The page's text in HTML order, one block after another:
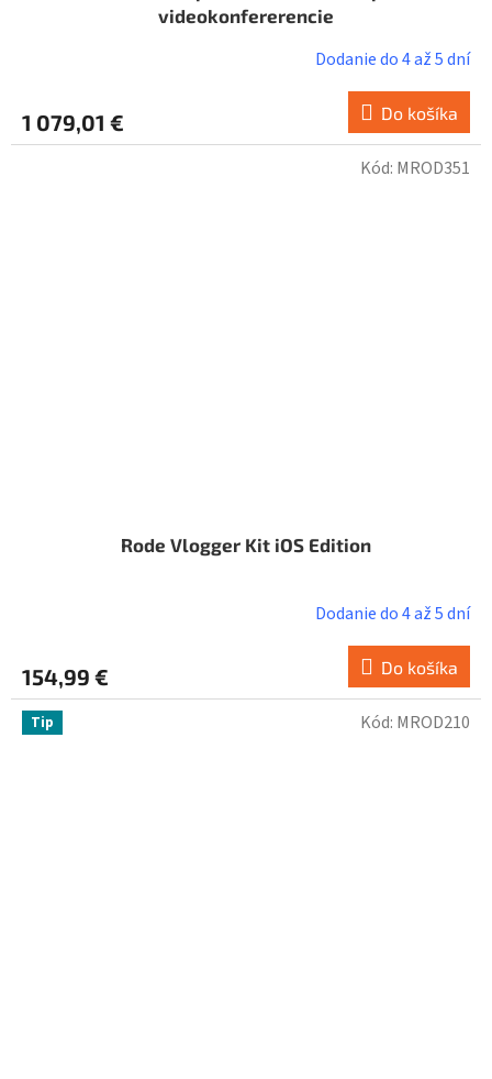
videokonfererencie
Dodanie do 4 až 5 dní
1 079,01 € Do košíka
Rode Vlogger Kit iOS Edition
Dodanie do 4 až 5 dní
154,99 € Do košíka
Kód: MROD351
Tip Kód: MROD210